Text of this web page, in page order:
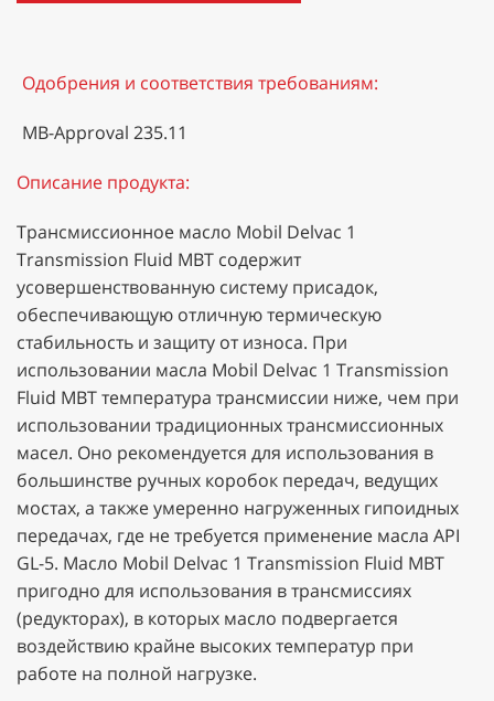
Одобрения и соответствия требованиям:
MB-Approval 235.11
Описание продукта:
Трансмиссионное масло Mobil Delvac 1
Transmission Fluid MBT содержит
усовершенствованную систему присадок,
обеспечивающую отличную термическую
стабильность и защиту от износа. При
использовании масла Mobil Delvac 1 Transmission
Fluid MBT температура трансмиссии ниже, чем при
использовании традиционных трансмиссионных
масел. Оно рекомендуется для использования в
большинстве ручных коробок передач, ведущих
мостах, а также умеренно нагруженных гипоидных
передачах, где не требуется применение масла API
GL-5. Масло Mobil Delvac 1 Transmission Fluid MBT
пригодно для использования в трансмиссиях
(редукторах), в которых масло подвергается
воздействию крайне высоких температур при
работе на полной нагрузке.